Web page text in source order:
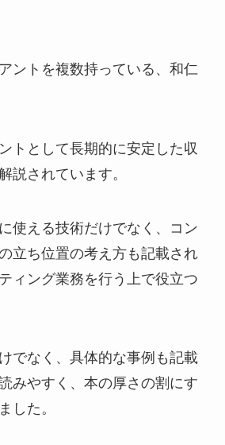
ントを複数持っている、和仁
トとして長期的に安定した収
説されています。
使える技術だけでなく、コン
立ち位置の考え方も記載され
ィング業務を行う上で役立つ
でなく、具体的な事例も記載
みやすく、本の厚さの割にす
した。